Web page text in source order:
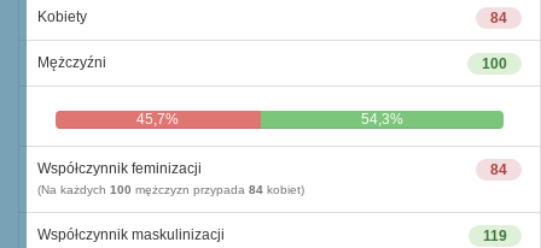
84
Kobiety
100
Mężczyźni
45,7% 54,3%
84
Współczynnik feminizacji
(Na każdych 100 mężczyzn przypada 84 kobiet)
119
Współczynnik maskulinizacji